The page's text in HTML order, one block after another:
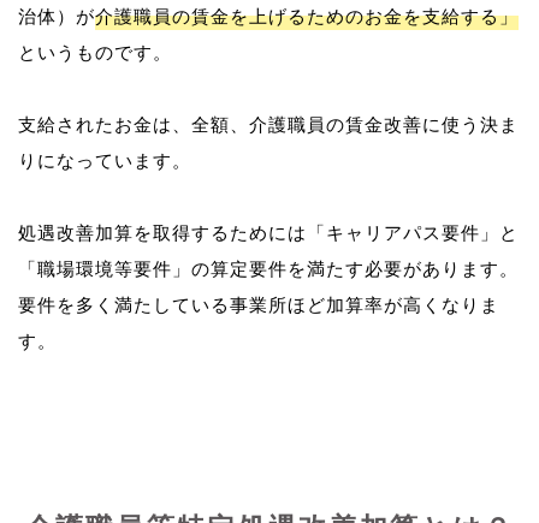
治体）が介護職員の賃金を上げるためのお金を支給する」
というものです。
支給されたお金は、全額、介護職員の賃金改善に使う決ま
りになっています。
処遇改善加算を取得するためには「キャリアパス要件」と
「職場環境等要件」の算定要件を満たす必要があります。
要件を多く満たしている事業所ほど加算率が高くなりま
す。